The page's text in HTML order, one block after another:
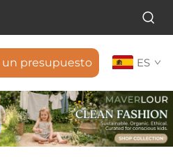
presupuesto ES